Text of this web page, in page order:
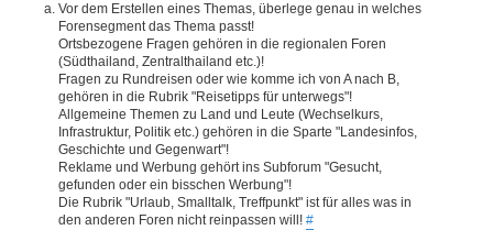
Vor dem Erstellen eines Themas, überlege genau in welches
Forensegment das Thema passt!
Ortsbezogene Fragen gehören in die regionalen Foren
(Südthailand, Zentralthailand etc.)!
Fragen zu Rundreisen oder wie komme ich von A nach B,
gehören in die Rubrik "Reisetipps für unterwegs"!
Allgemeine Themen zu Land und Leute (Wechselkurs,
Infrastruktur, Politik etc.) gehören in die Sparte "Landesinfos,
Geschichte und Gegenwart"!
Reklame und Werbung gehört ins Subforum "Gesucht,
gefunden oder ein bisschen Werbung"!
Die Rubrik "Urlaub, Smalltalk, Treffpunkt" ist für alles was in
den anderen Foren nicht reinpassen will! #